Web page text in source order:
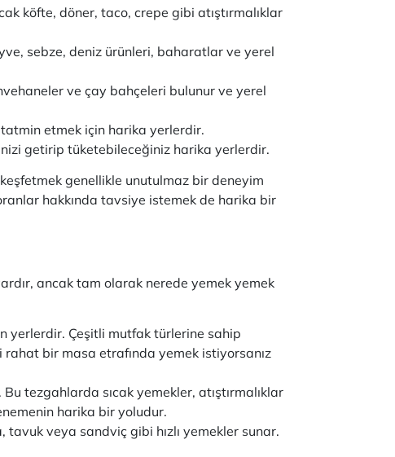
köfte, döner, taco, crepe gibi atıştırmalıklar
sebze, deniz ürünleri, baharatlar ve yerel
ve çay bahçeleri bulunur ve yerel
tatmin etmek için harika yerlerdir.
getirip tüketebileceğiniz harika yerlerdir.
genellikle unutulmaz bir deneyim
hakkında tavsiye istemek de harika bir
ancak tam olarak nerede yemek yemek
yerlerdir. Çeşitli mutfak türlerine sahip
bir masa etrafında yemek istiyorsanız
tezgahlarda sıcak yemekler, atıştırmalıklar
harika bir yoludur.
tavuk veya sandviç gibi hızlı yemekler sunar.